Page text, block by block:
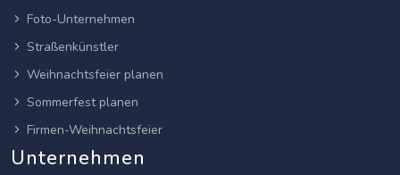
Foto-Unternehmen
Straßenkünstler
Weihnachtsfeier planen
Sommerfest planen
Firmen-Weihnachtsfeier
Unternehmen